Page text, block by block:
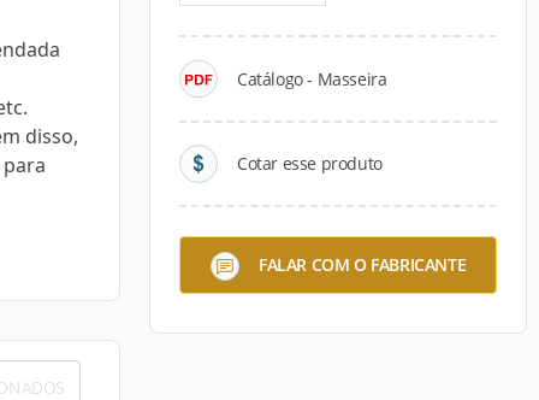
disso,
Catálogo - Masseira
Cotar esse produto
FALAR COM O FABRICANTE